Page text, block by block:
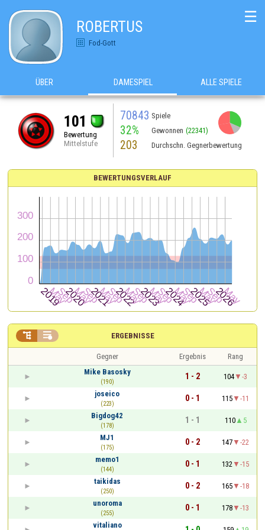
ROBERTUS
Fod-Gott
☰
ÜBER DAMESPIEL ALLE SPIELE
101
Bewertung
Mittelstufe
70843 Spiele
32% Gewonnen (22341)
203 Durchschn. Gegnerbewertung
BEWERTUNGSVERLAUF
ERGEBNISSE
 
Gegner Ergebnis
Rang
Mike Basosky
(190)
1 - 2 104
-3
joseico
(223)
0 - 1 115
-11
Bigdog42
(178)
1 - 1 110
5
MJ1
(175)
0 - 2 147
-22
memo1
(144)
0 - 1 132
-15
taikidas
(250)
0 - 2 165
-18
unoroma
(255)
0 - 1 178
-13
vitaliano